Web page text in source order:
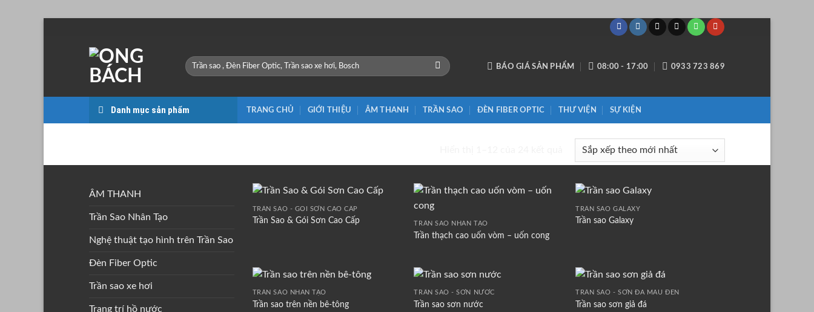
Tìm
kiếm:
BÁO GIÁ SẢN PHẨM 08:00 - 17:00 0933 723 869
Danh mục sản phẩm TRANG CHỦ GIỚI THIỆU ÂM THANH TRẦN SAO ĐÈN FIBER OPTIC THƯ VIỆN SỰ KIỆN
sắp
theo
mới
nhất
ÂM THANH
Trần Sao Nhân Tạo
Nghệ thuật tạo hình trên Trần Sao
Đèn Fiber Optic
Trần sao xe hơi
Trang trí hồ nước
TRẦN SAO - GÓI SƠN CAO CẤP
Trần Sao & Gói Sơn Cao Cấp TRẦN SAO NHÂN TẠO
Trần thạch cao uốn vòm – uốn cong
TRẦN SAO GALAXY
Trần sao Galaxy
TRẦN SAO NHÂN TẠO
Trần sao trên nền bê-tông
TRẦN SAO - SƠN NƯỚC
Trần sao sơn nước
TRẦN SAO - SƠN ĐÁ MÀU ĐEN
Trần sao sơn giả đá